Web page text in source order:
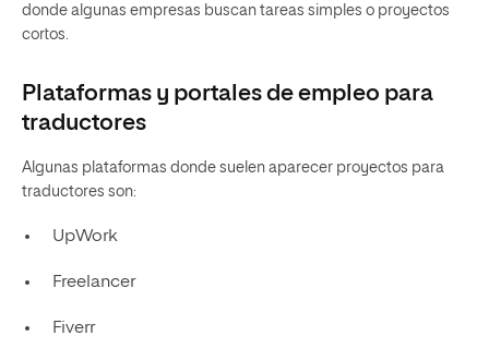
donde algunas empresas buscan tareas simples o proyectos
cortos.
Plataformas y portales de empleo para
traductores
Algunas plataformas donde suelen aparecer proyectos para
traductores son:
UpWork
Freelancer
Fiverr